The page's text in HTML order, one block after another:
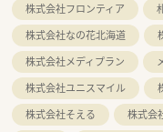
株式会社フロンティア
株式会社なの花北海道
株式会社メディプラン
株式会社ユニスマイル
株式会社そえる
株式会